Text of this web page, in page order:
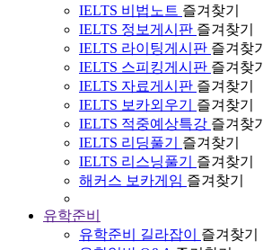
IELTS 비법노트 즐겨찾기
IELTS 정보게시판 즐겨찾기
IELTS 라이팅게시판 즐겨찾기
IELTS 스피킹게시판 즐겨찾기
IELTS 자료게시판 즐겨찾기
IELTS 보카외우기
즐겨찾기
IELTS 적중예상특강 즐겨찾기
IELTS 리딩풀기
즐겨찾기
IELTS 리스닝풀기
즐겨찾기
해커스 보카게임 즐겨찾기
유학준비
유학준비 길라잡이
즐겨찾기